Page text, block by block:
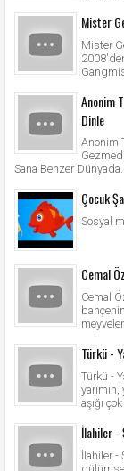
Mister
Mister
Anonim
Dinle
Anonim
Sana Benzer
Çocuk
Sosyal
Cemal
Cemal
Türkü -
Türkü -
yarimin,
aşığı çok
İlahiler -
İlahiler -